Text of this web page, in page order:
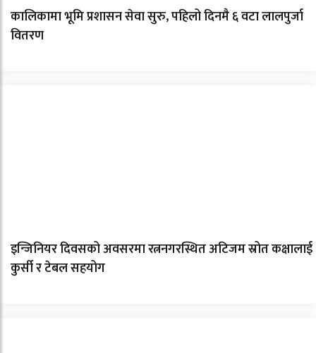
कालिकामा भूमि प्रशासन सेवा सुरु, पहिलो दिनमै ६ वटा लालपुर्जा
वितरण
इन्जिनियर दिवसको अवसरमा रत्ननगरस्थित अटिजम स्रोत कक्षालाई
कुर्सी र टेबल सहयोग